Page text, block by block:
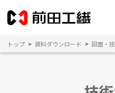
トップ > 資料ダウンロード > 図面・